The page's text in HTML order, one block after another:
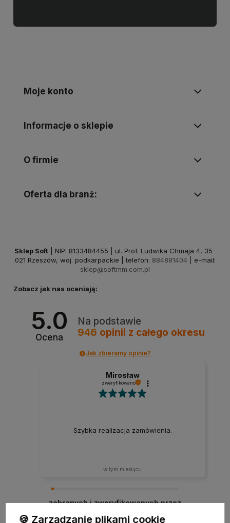
Moje konto
Informacje o sklepie
O firmie
Oferta dla branż:
Sklep Soft | NIP: 8133484455 | ul. Prof. Ludwika Chmaja 4, 35-
021 Rzeszów, woj. podkarpackie | telefon: 884881404 | e-mail:
sklep@softmm.com.pl
Zobacz jak nas oceniają:
5.0
Ocena
Na podstawie
946 opinii z całego okresu
Jak zbieramy opinie?
Mirosław
zweryfikowano
Szybka realizacja zamówienia.
w tym miesiącu
zebranych i zweryfikowanych przez
🍪 Zarządzanie plikami cookie